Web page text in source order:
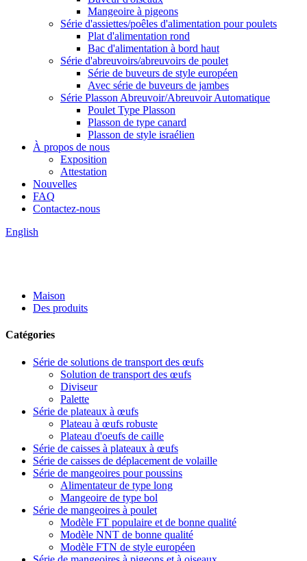
Mangeoire à pigeons
Série d'assiettes/poêles d'alimentation pour poulets
Plat d'alimentation rond
Bac d'alimentation à bord haut
Série d'abreuvoirs/abreuvoirs de poulet
Série de buveurs de style européen
Avec série de buveurs de jambes
Série Plasson Abreuvoir/Abreuvoir Automatique
Poulet Type Plasson
Plasson de type canard
Plasson de style israélien
À propos de nous
Exposition
Attestation
Nouvelles
FAQ
Contactez-nous
English
Maison
Des produits
Catégories
Série de solutions de transport des œufs
Solution de transport des œufs
Diviseur
Palette
Série de plateaux à œufs
Plateau à œufs robuste
Plateau d'oeufs de caille
Série de caisses à plateaux à œufs
Série de caisses de déplacement de volaille
Série de mangeoires pour poussins
Alimentateur de type long
Mangeoire de type bol
Série de mangeoires à poulet
Modèle FT populaire et de bonne qualité
Modèle NNT de bonne qualité
Modèle FTN de style européen